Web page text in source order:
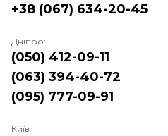
+38 (067) 634-20-45
Дніпро:
(050) 412-09-11
(063) 394-40-72
(095) 777-09-91
Київ: